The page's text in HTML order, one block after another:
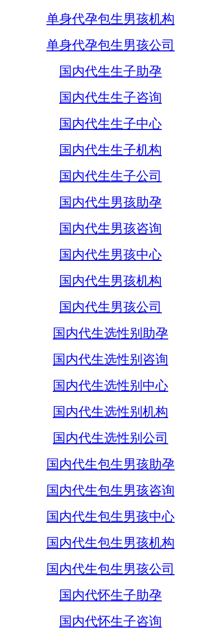
单身代孕包生男孩机构
单身代孕包生男孩公司
国内代生生子助孕
国内代生生子咨询
国内代生生子中心
国内代生生子机构
国内代生生子公司
国内代生男孩助孕
国内代生男孩咨询
国内代生男孩中心
国内代生男孩机构
国内代生男孩公司
国内代生选性别助孕
国内代生选性别咨询
国内代生选性别中心
国内代生选性别机构
国内代生选性别公司
国内代生包生男孩助孕
国内代生包生男孩咨询
国内代生包生男孩中心
国内代生包生男孩机构
国内代生包生男孩公司
国内代怀生子助孕
国内代怀生子咨询